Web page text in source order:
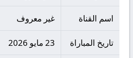
اسم القناة غير معروف
تاريخ المباراة 23 مايو 2026